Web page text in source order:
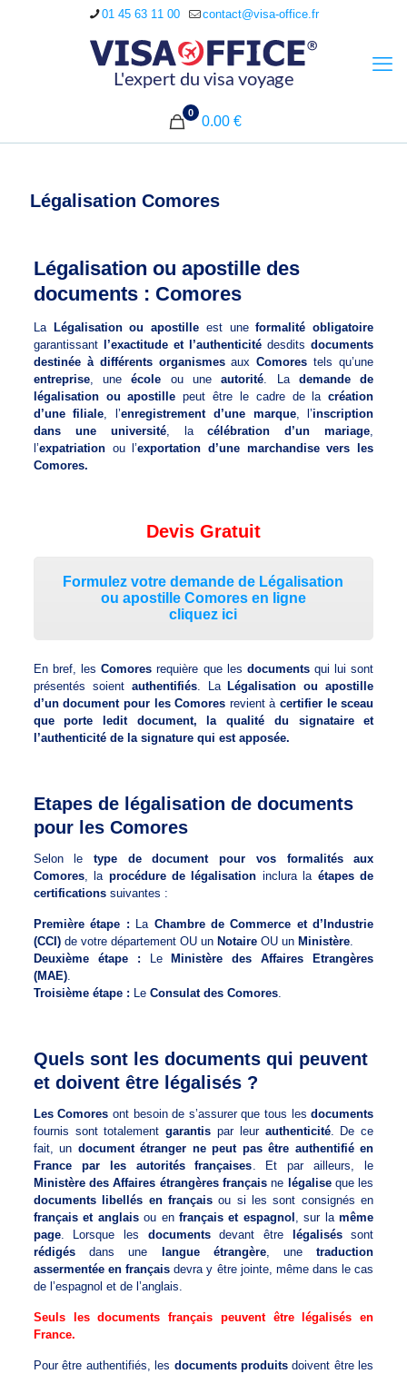
01 45 63 11 00 contact@visa-office.fr
0
0.00 €
Légalisation Comores
Légalisation ou apostille des
documents : Comores
La Légalisation ou apostille est uneformalité obligatoire
garantissant
l’exactitude et l’authenticité desditsdocuments
destinée à différents organismesauxComores tels qu’une
entreprise, uneécole ou uneautorité . La demande de
légalisation ou apostille peut être le cadre de lacréation
d’une filiale , l’enregistrement d’une marque, l’inscription
dans une université, lacélébration d’un mariage
l’expatriationou l’exportation d’une marchandise vers les
Comores.
Devis Gratuit
Formulez votre demande de Légalisation
ou apostille Comores en ligne
cliquez ici
En bref, lesComores requière que les documents qui lui sont
présentés soient authentifiés. La Légalisation ou apostille
d’un document pour les Comores revient à certifier le sceau
que porte ledit document, la qualité du signataire et
l’authenticité de la signature qui est apposée.
Etapes de légalisation de documents
pour les Comores
Selon letype de document pour vos formalités aux
Comores, la procédure de légalisation inclura la étapes de
certificationssuivantes :
Première étape : La Chambre de Commerce et d’Industrie
(CCI)de votre département OU un Notaire OU un Ministère.
Deuxième étape : Le
Ministère des Affaires Etrangères
(MAE).
Troisième étape : Le Consulat des Comores.
Quels sont les documents qui peuvent
et doivent être légalisés ?
Les Comores ont besoin de s’assurer que tous lesdocuments
fournis sont totalementgarantis par leur authenticité. De ce
fait, un document étranger ne peut pas être authentifié en
France par les autorités françaises . Et par ailleurs, le
Ministère des Affaires étrangères français ne légaliseque les
documents libellés en françaisou si les sont consignés en
français et anglaisou en français et espagnol , sur lamême
page. Lorsque les documentsdevant être légaliséssont
rédigésdans une langue étrangère, unetraduction
assermentée en français devra y être jointe, même dans le cas
de l’espagnol et de l’anglais.
Seuls les documents français peuvent être légalisés en
France.
Pour être authentifiés, les documents produitsdoivent être les